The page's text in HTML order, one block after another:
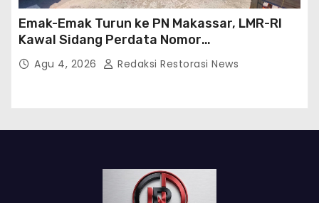
Emak-Emak Turun ke PN Makassar, LMR-RI
Kawal Sidang Perdata Nomor
254/Pdt.G/2026/PN Mks
Agu 4, 2026 Redaksi Restorasi News